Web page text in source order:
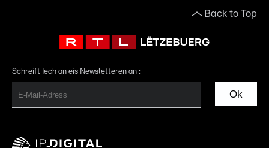
Back to Top
Schreift Iech an eis Newsletteren an :
Ok